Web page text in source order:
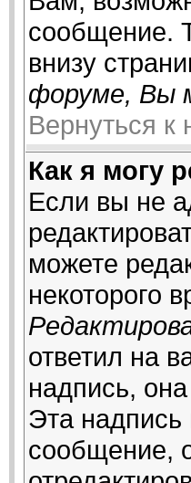
сообщение.
внизу
форуме, Вы
Вернуться к
Как я могу
Если вы не
можете
некоторого
ответил на
надпись,
Эта надпись
сообщение,